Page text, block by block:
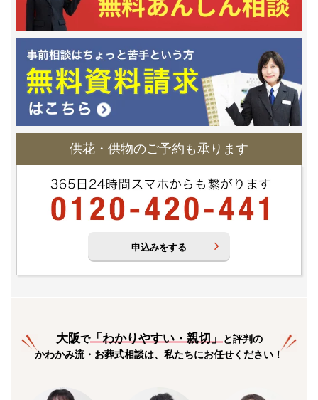
供花・供物のご予約も承ります
申込みをする
大阪で「わかりやすい・親切」と評判の
かわかみ流・お葬式相談は、私たちにお任せください！